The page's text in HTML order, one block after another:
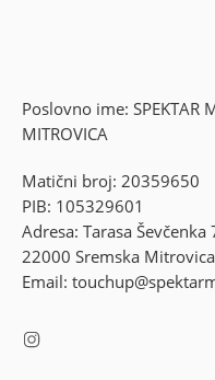
Poslovno ime: SPEKTAR
MITROVICA
Matični broj: 20359650
PIB: 105329601
Adresa: Tarasa Ševčenka
22000 Sremska Mitrovica
Email: